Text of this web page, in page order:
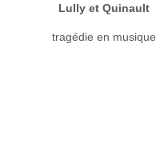
Lully et Quinault
tragédie en musique